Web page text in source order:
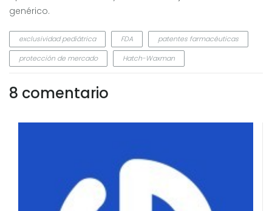
genérico.
exclusividad pediátrica FDA
patentes farmacéuticas
protección de mercado
Hatch-Waxman
8 comentario